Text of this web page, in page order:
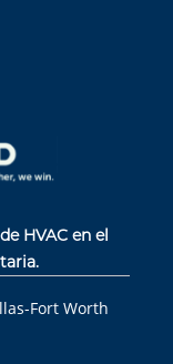
HVAC en el
Fort Worth